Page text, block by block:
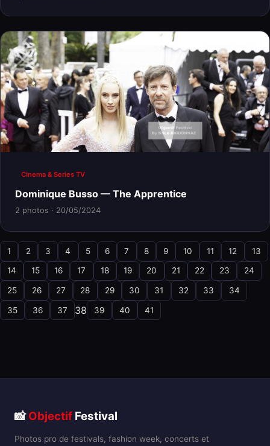
Cinema & Series TV
Dominique Busso — The Apprentice
2 photos · 20/05/2024
1 2 3 4 5 6 7 8 9 10 11 12 13
14 15 16 17 18 19 20 21 22 23 24
25 26 27 28 29 30 31 32 33 34
35 36 37 38 39 40 41
📸Objectif Festival
Photos pro de festivals, fashion week, concerts et